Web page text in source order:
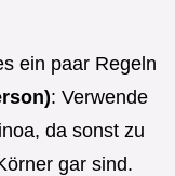
ein paar Regeln
: Verwende
da sonst zu
gar sind.